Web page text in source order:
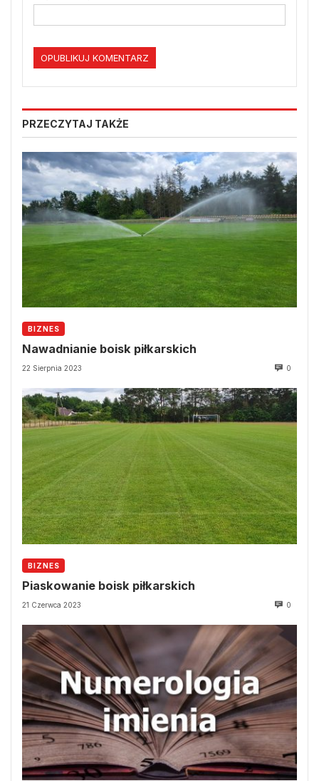
PRZECZYTAJ TAKŻE
BIZNES
Nawadnianie boisk piłkarskich
22 Sierpnia 2023 0
BIZNES
Piaskowanie boisk piłkarskich
21 Czerwca 2023 0